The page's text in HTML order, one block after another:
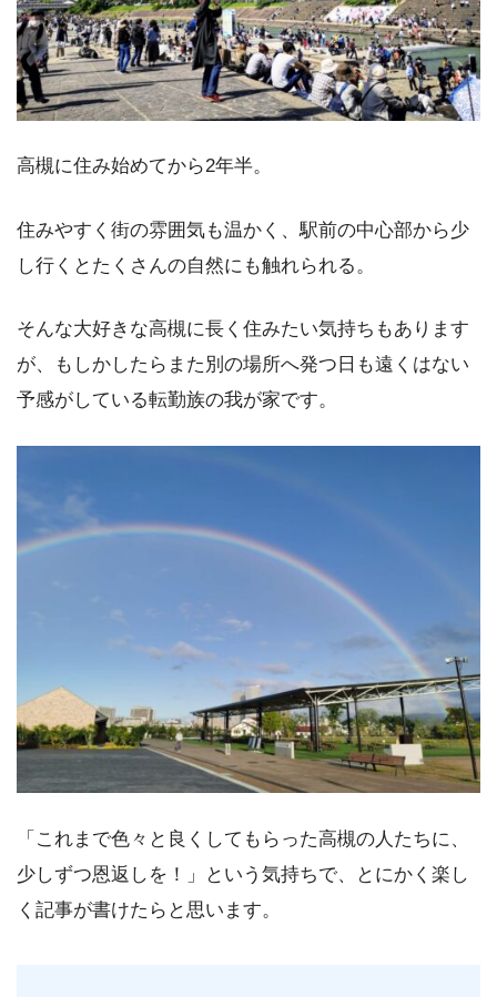
高槻に住み始めてから2年半。
住みやすく街の雰囲気も温かく、駅前の中心部から少
し行くとたくさんの自然にも触れられる。
そんな大好きな高槻に長く住みたい気持ちもあります
が、もしかしたらまた別の場所へ発つ日も遠くはない
予感がしている転勤族の我が家です。
「これまで色々と良くしてもらった高槻の人たちに、
少しずつ恩返しを！」という気持ちで、とにかく楽し
く記事が書けたらと思います。